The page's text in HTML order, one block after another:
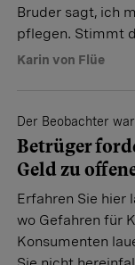
Bruder sagt, ich
pflegen. Stimmt
Karin von Flüe
Der Beobachter
Betrüger
Geld zu
Erfahren Sie hier
wo Gefahren für
Konsumenten